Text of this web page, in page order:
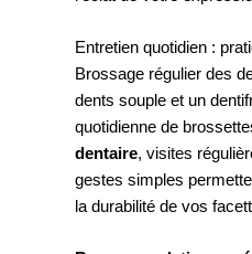
Entretien quotidien :
Brossage régulier des
dents souple et un
quotidienne de
dentaire, visites
gestes simples
la durabilité de vos